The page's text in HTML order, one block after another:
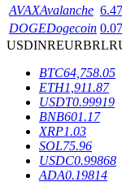
เงินกู้
AVAXAvalanche 6.47
DOGEDogecoin
USDINREURBRL
BTC64,758.05
ETH1,911.87
USDT0.99919
BNB601.17
XRP1.03
SOL75.96
USDC0.99868
ADA0.19814